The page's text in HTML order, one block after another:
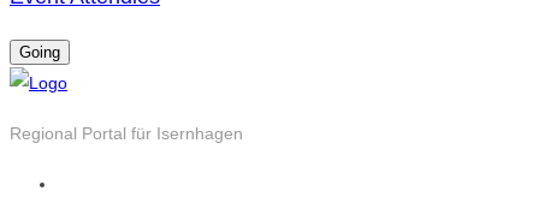
Going
Regional Portal für Isernhagen